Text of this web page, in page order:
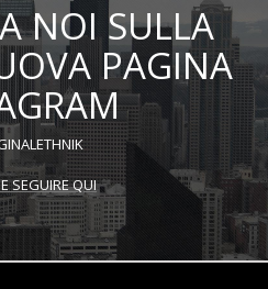
NOI SULLA
PAGINA
SEGUIRE QUI